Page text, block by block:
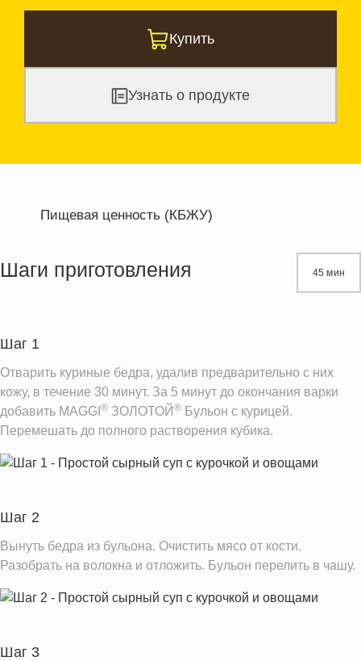
Купить
Узнать о продукте
Пищевая ценность (КБЖУ)
Жиры
Информация для одной порции
Шаги приготовления 45 мин
Шаг 1
Отварить куриные бедра, удалив предварительно с них
кожу, в течение 30 минут. За 5 минут до окончания варки
добавить MAGGI ® ЗОЛОТОЙ ® Бульон с курицей.
Перемешать до полного растворения кубика.
Шаг 2
Вынуть бедра из бульона. Очистить мясо от кости.
Разобрать на волокна и отложить. Бульон перелить в чашу.
Шаг 3